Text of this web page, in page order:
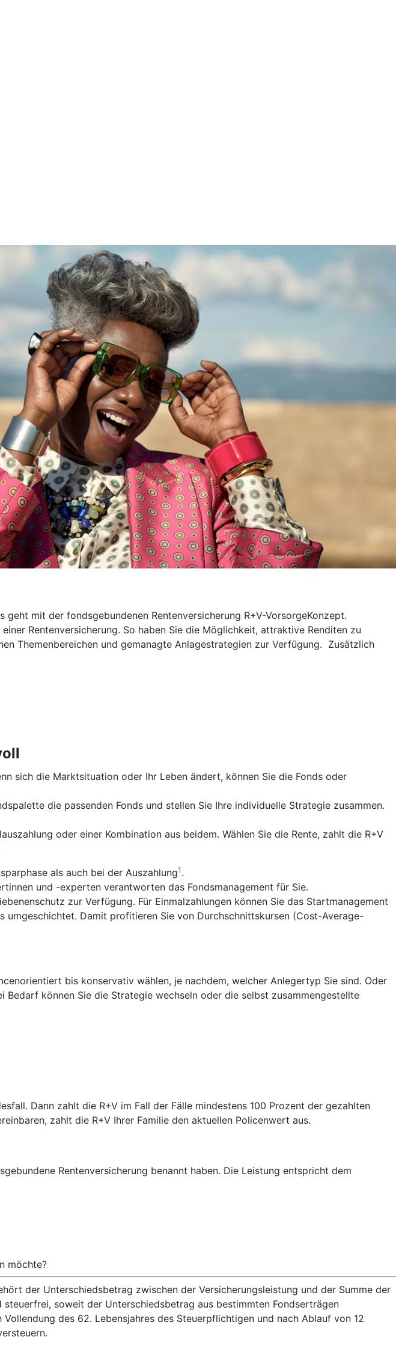
mit der fondsgebundenen Rentenversicherung R+V-VorsorgeKonzept.
Rentenversicherung. So haben Sie die Möglichkeit, attraktive Renditen zu
Themenbereichen und gemanagte Anlagestrategien zur Verfügung. Zusätzlich
sich die Marktsituation oder Ihr Leben ändert, können Sie die Fonds oder
die passenden Fonds und stellen Sie Ihre individuelle Strategie zusammen.
oder einer Kombination aus beidem. Wählen Sie die Rente, zahlt die R+V
als auch bei der Auszahlung1 .
und -experten verantworten das Fondsmanagement für Sie.
zur Verfügung. Für Einmalzahlungen können Sie das Startmanagement
Damit profitieren Sie von Durchschnittskursen (Cost-Average-
bis konservativ wählen, je nachdem, welcher Anlegertyp Sie sind. Oder
können Sie die Strategie wechseln oder die selbst zusammengestellte
Dann zahlt die R+V im Fall der Fälle mindestens 100 Prozent der gezahlten
zahlt die R+V Ihrer Familie den aktuellen Policenwert aus.
Rentenversicherung benannt haben. Die Leistung entspricht dem
möchte?
der Unterschiedsbetrag zwischen der Versicherungsleistung und der Summe der
soweit der Unterschiedsbetrag aus bestimmten Fondserträgen
des 62. Lebensjahres des Steuerpflichtigen und nach Ablauf von 12